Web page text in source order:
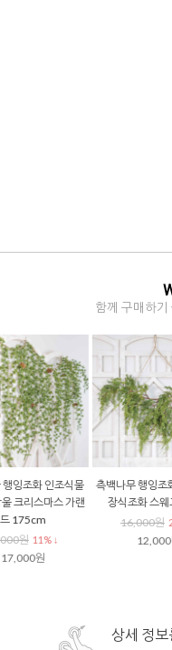
함께 구매하
빈티지 앤틱 아이언트리 대 60
cm, 크리스마스트리 철제 데
17,500원
바크
이드
상세 정보